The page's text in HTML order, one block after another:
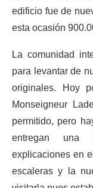
edificio fue de
esta ocasión
La comunidad
para levantar de
originales. Hoy
Monseigneur
permitido, pero
entregan una
explicaciones en
escaleras y la